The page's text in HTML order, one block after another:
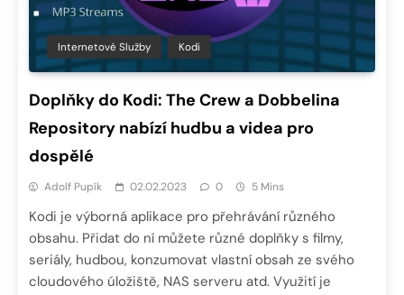
Internetové Služby Kodi
Doplňky do Kodi: The Crew a Dobbelina
Repository nabízí hudbu a videa pro
dospělé
Adolf Pupík 02.02.2023 0 5 Mins
Kodi je výborná aplikace pro přehrávání různého
obsahu. Přidat do ní můžete různé doplňky s filmy,
seriály, hudbou, konzumovat vlastní obsah ze svého
cloudového úložiště, NAS serveru atd. Využití je